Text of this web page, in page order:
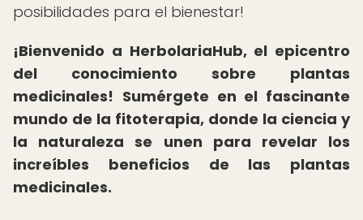
posibilidades para el bienestar!
¡Bienvenido a HerbolariaHub, el epicentro
del conocimiento sobre plantas
medicinales! Sumérgete en el fascinante
mundo de la fitoterapia, donde la ciencia y
la naturaleza se unen para revelar los
increíbles beneficios de las plantas
medicinales.